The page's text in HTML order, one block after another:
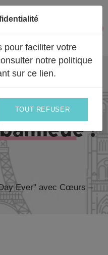
France
sur
!
Ever" avec Cœurs –
pour faciliter votre
notre politique
sur ce lien.
TOUT REFUSER